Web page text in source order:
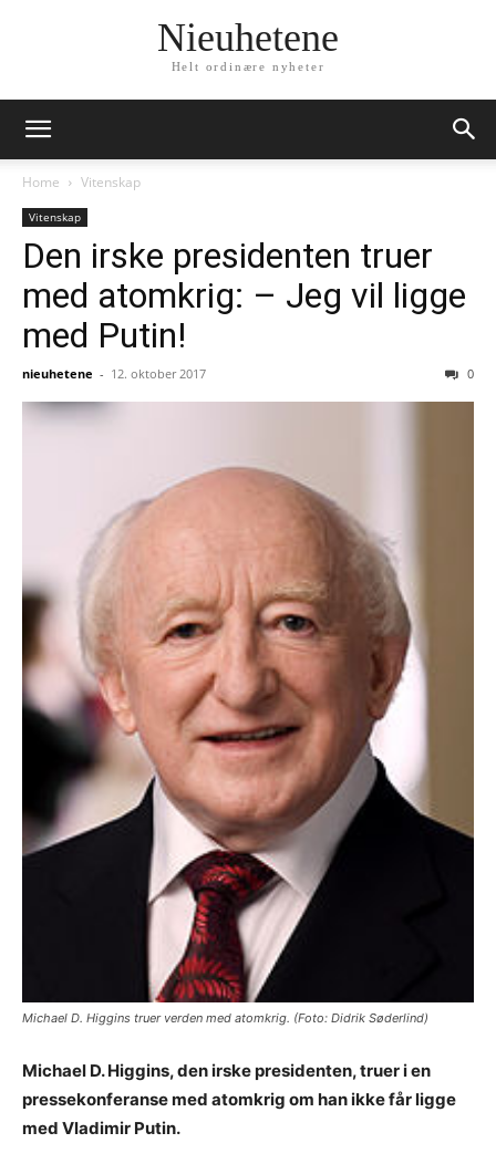
Nieuhetene
Helt ordinære nyheter
Home Vitenskap
Vitenskap
Den irske presidenten truer
med atomkrig: – Jeg vil ligge
med Putin!
nieuhetene - 12. oktober 2017 0
Michael D. Higgins truer verden med atomkrig. (Foto: Didrik Søderlind)
Michael D. Higgins, den irske presidenten, truer i en
pressekonferanse med atomkrig om han ikke får ligge
med Vladimir Putin.